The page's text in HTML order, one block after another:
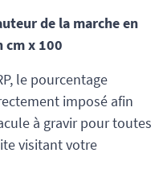
de la marche en
cm x 100
le pourcentage
imposé afin
à gravir pour toutes
visitant votre